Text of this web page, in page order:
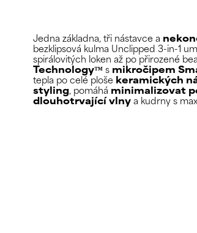
Jedna základna, tři nástavce a
bezklipsová kulma Unclipped 3-in-1
spirálovitých loken až po přirozené
Technology™s mikročipem
tepla po celé ploše keramických
styling, pomáhá minimalizovat
dlouhotrvající vlnya kudrny s